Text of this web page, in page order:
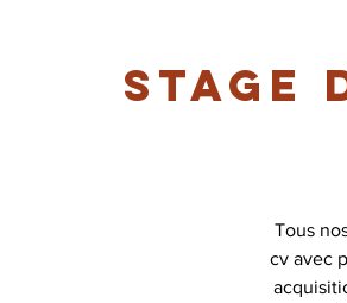
Stage
Tous
cv avec